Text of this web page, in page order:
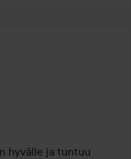
sitten
hyvälle ja tuntuu